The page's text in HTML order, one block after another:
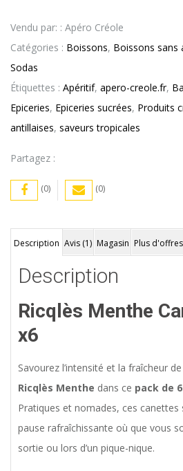
x6
Vendu par: : Apéro Créole
Catégories : Boissons, Boissons sans
Sodas
Étiquettes : Apéritif, apero-creole.fr,
Epiceries, Epiceries sucrées, Produits
antillaises, saveurs tropicales
Partagez :
(0) (0)
Description Avis (1) Magasin Plus d'offres
Description
Ricqlès Menthe
x6
Savourez l’intensité et la fraîcheur
Ricqlès Menthe dans ce pack de
Pratiques et nomades, ces
pause rafraîchissante où que vous
sortie ou lors d’un pique-nique.